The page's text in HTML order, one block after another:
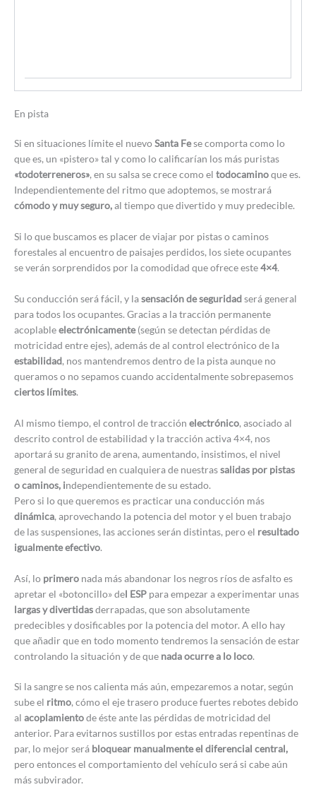
En pista
Si en situaciones límite el nuevoSanta Fese comporta como lo
que es, un «pistero» tal y como lo calificarían los más puristas
«todoterreneros», en su salsa se crece como el todocaminoque es.
Independientemente del ritmo que adoptemos, se mostrará
cómodo y muy seguro,al tiempo que divertido y muy predecible.
Si lo que buscamos es placer de viajar por pistas o caminos
forestales al encuentro de paisajes perdidos, los siete ocupantes
se verán sorprendidos por la comodidad que ofrece este4×4.
Su conducción será fácil, y lasensación de seguridadserá general
para todos los ocupantes. Gracias a la tracción permanente
acoplableelectrónicamente(según se detectan pérdidas de
motricidad entre ejes), además de al control electrónico de la
estabilidad, nos mantendremos dentro de la pista aunque no
queramos o no sepamos cuando accidentalmente sobrepasemos
ciertos límites.
Al mismo tiempo, el control de tracción electrónico, asociado al
descrito control de estabilidad y la tracción activa 4×4, nos
aportará su granito de arena, aumentando, insistimos, el nivel
general de seguridad en cualquiera de nuestrassalidas por pistas
o caminos, independientemente de su estado.
Pero si lo que queremos es practicar una conducción más
dinámica, aprovechando la potencia del motor y el buen trabajo
de las suspensiones, las acciones serán distintas, pero el resultado
igualmente efectivo.
Así, lo primero nada más abandonar los negros ríos de asfalto es
apretar el «botoncillo» del ESP para empezar a experimentar unas
largas y divertidasderrapadas, que son absolutamente
predecibles y dosificables por la potencia del motor. A ello hay
que añadir que en todo momento tendremos la sensación de estar
controlando la situación y de que nada ocurre a lo loco.
Si la sangre se nos calienta más aún, empezaremos a notar, según
sube el ritmo, cómo el eje trasero produce fuertes rebotes debido
al acoplamientode éste ante las pérdidas de motricidad del
anterior. Para evitarnos sustillos por estas entradas repentinas de
par, lo mejor será bloquear manualmente el diferencial central,
pero entonces el comportamiento del vehículo será si cabe aún
más subvirador.